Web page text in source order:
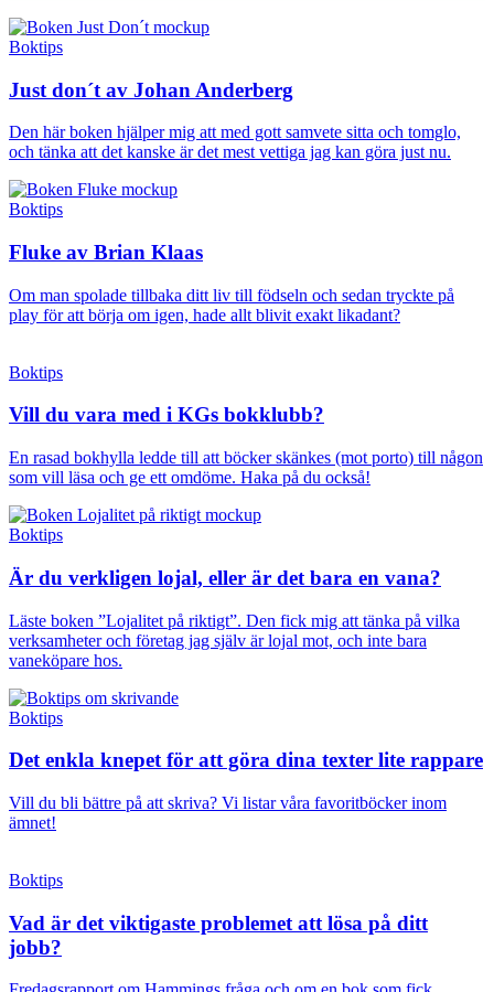
Boktips
Just don´t av Johan Anderberg
Den här boken hjälper mig att med gott samvete sitta och tomglo,
och tänka att det kanske är det mest vettiga jag kan göra just nu.
Boktips
Fluke av Brian Klaas
Om man spolade tillbaka ditt liv till födseln och sedan tryckte på
play för att börja om igen, hade allt blivit exakt likadant?
Boktips
Vill du vara med i KGs bokklubb?
En rasad bokhylla ledde till att böcker skänkes (mot porto) till någon
som vill läsa och ge ett omdöme. Haka på du också!
Boktips
Är du verkligen lojal, eller är det bara en vana?
Läste boken ”Lojalitet på riktigt”. Den fick mig att tänka på vilka
verksamheter och företag jag själv är lojal mot, och inte bara
vaneköpare hos.
Boktips
Det enkla knepet för att göra dina texter lite rappare
Vill du bli bättre på att skriva? Vi listar våra favoritböcker inom
ämnet!
Boktips
Vad är det viktigaste problemet att lösa på ditt
jobb?